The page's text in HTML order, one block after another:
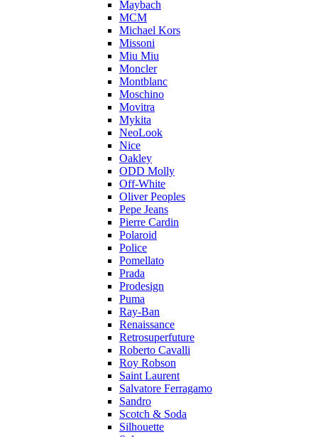
Maybach
MCM
Michael Kors
Missoni
Miu Miu
Moncler
Montblanc
Moschino
Movitra
Mykita
NeoLook
Nice
Oakley
ODD Molly
Off-White
Oliver Peoples
Pepe Jeans
Pierre Cardin
Polaroid
Police
Pomellato
Prada
Prodesign
Puma
Ray-Ban
Renaissance
Retrosuperfuture
Roberto Cavalli
Roy Robson
Saint Laurent
Salvatore Ferragamo
Sandro
Scotch & Soda
Silhouette